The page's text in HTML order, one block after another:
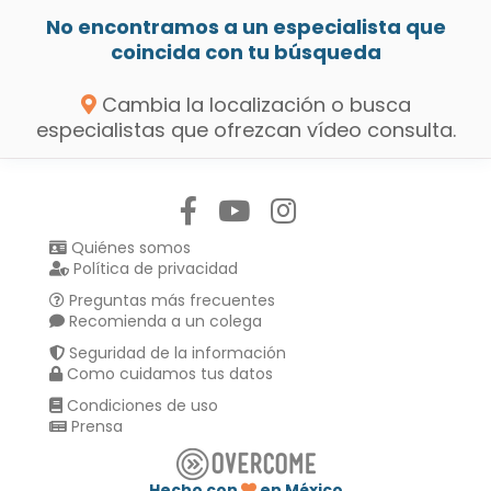
No encontramos a un especialista que
coincida con tu búsqueda
Cambia la localización o busca
especialistas que ofrezcan vídeo consulta.
Quiénes somos
Política de privacidad
Preguntas más frecuentes
Recomienda a un colega
Seguridad de la información
Como cuidamos tus datos
Condiciones de uso
Prensa